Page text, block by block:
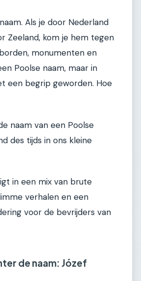
Als je door Nederland
Zeeland, kom je hem tegen
monumenten en
Poolse naam, maar in
een begrip geworden. Hoe
naam van een Poolse
des tijds in ons kleine
in een mix van brute
verhalen en een
voor de bevrijders van
de naam: Józef